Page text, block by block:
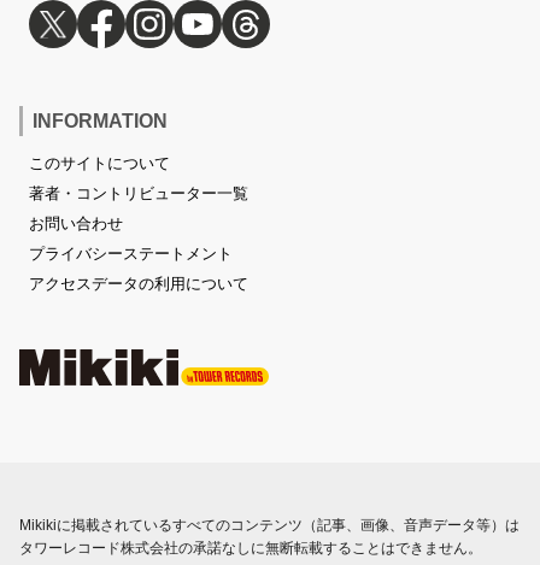
INFORMATION
このサイトについて
著者・コントリビューター一覧
お問い合わせ
プライバシーステートメント
アクセスデータの利用について
Mikikiに掲載されているすべてのコンテンツ（記事、画像、音声データ等）は
タワーレコード株式会社の承諾なしに無断転載することはできません。